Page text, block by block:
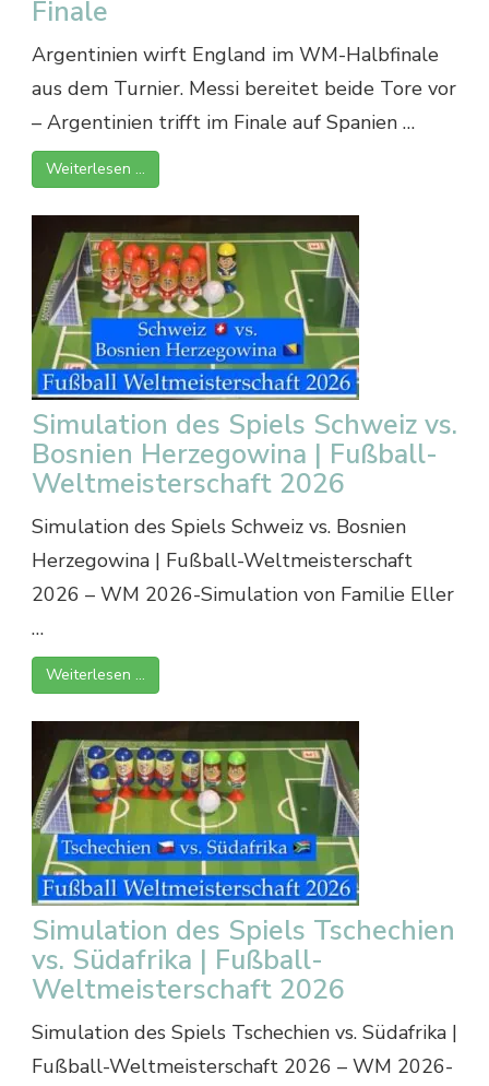
Finale
Argentinien wirft England im WM-Halbfinale
aus dem Turnier. Messi bereitet beide Tore vor
– Argentinien trifft im Finale auf Spanien …
Weiterlesen …
Simulation des Spiels Schweiz vs.
Bosnien Herzegowina | Fußball-
Weltmeisterschaft 2026
Simulation des Spiels Schweiz vs. Bosnien
Herzegowina | Fußball-Weltmeisterschaft
2026 – WM 2026-Simulation von Familie Eller
…
Weiterlesen …
Simulation des Spiels Tschechien
vs. Südafrika | Fußball-
Weltmeisterschaft 2026
Simulation des Spiels Tschechien vs. Südafrika |
Fußball-Weltmeisterschaft 2026 – WM 2026-